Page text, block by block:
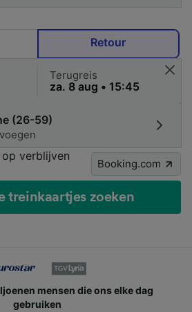
Retour
Terugreis
(26-59)
verblijven
Booking.com
treinkaartjes zoeken
mensen die ons elke dag
gebruiken